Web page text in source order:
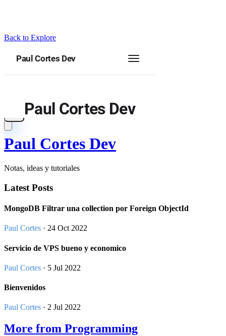
Back to Explore
Paul Cortes Dev
Notas, ideas y tutoriales
Latest Posts
MongoDB Filtrar una collection por Foreign ObjectId
Paul Cortes · 24 Oct 2022
Servicio de VPS bueno y economico
Paul Cortes · 5 Jul 2022
Bienvenidos
Paul Cortes · 2 Jul 2022
More from Programming